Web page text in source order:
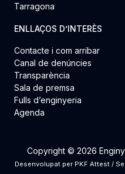
Tarragona
ENLLAÇOS D’INTERÈS
Contacte i com arribar
Canal de denúncies
Transparència
Sala de premsa
Fulls d’enginyeria
Agenda
Copyright © 2026
Desenvolupat per PKF Attest/